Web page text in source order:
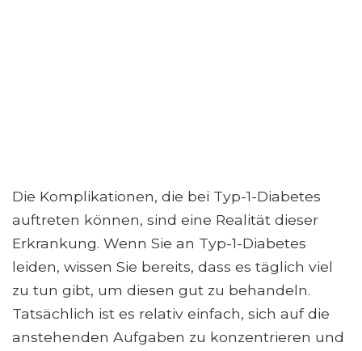
Die Komplikationen, die bei Typ-1-Diabetes
auftreten können, sind eine Realität dieser
Erkrankung. Wenn Sie an Typ-1-Diabetes
leiden, wissen Sie bereits, dass es täglich viel
zu tun gibt, um diesen gut zu behandeln.
Tatsächlich ist es relativ einfach, sich auf die
anstehenden Aufgaben zu konzentrieren und